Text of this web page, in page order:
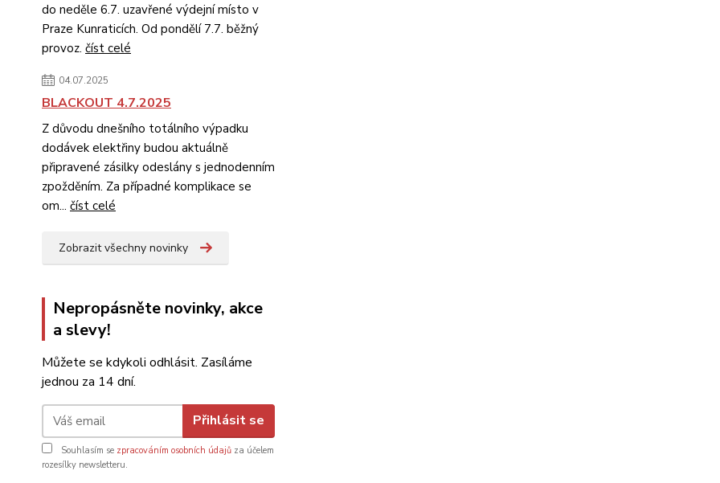
do neděle 6.7. uzavřené výdejní místo v
Praze Kunraticích. Od pondělí 7.7. běžný
provoz. číst celé
04.07.2025
BLACKOUT 4.7.2025
Z důvodu dnešního totálního výpadku
dodávek elektřiny budou aktuálně
připravené zásilky odeslány s jednodenním
zpožděním. Za případné komplikace se
om... číst celé
Zobrazit všechny novinky
Nepropásněte novinky, akce
a slevy!
Můžete se kdykoli odhlásit. Zasíláme
jednou za 14 dní.
Přihlásit se
Souhlasím se zpracováním osobních údajů za účelem
rozesílky newsletteru.